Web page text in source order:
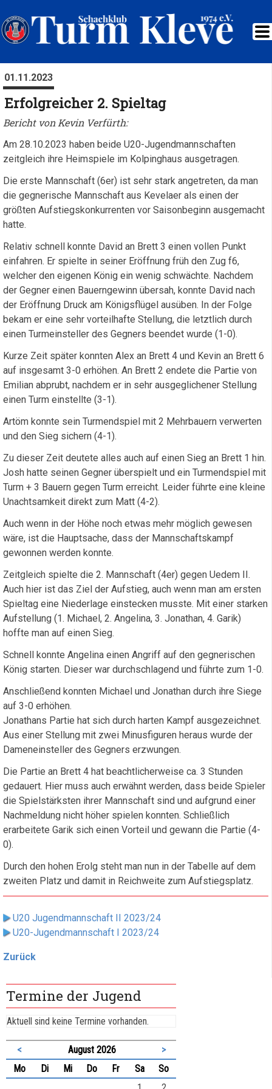
01.11.2023
Erfolgreicher 2. Spieltag
Bericht von Kevin Verfürth:
Am 28.10.2023 haben beide U20-Jugendmannschaften
zeitgleich ihre Heimspiele im Kolpinghaus ausgetragen.
Die erste Mannschaft (6er) ist sehr stark angetreten, da man
die gegnerische Mannschaft aus Kevelaer als einen der
größten Aufstiegskonkurrenten vor Saisonbeginn ausgemacht
hatte.
Relativ schnell konnte David an Brett 3 einen vollen Punkt
einfahren. Er spielte in seiner Eröffnung früh den Zug f6,
welcher den eigenen König ein wenig schwächte. Nachdem
der Gegner einen Bauerngewinn übersah, konnte David nach
der Eröffnung Druck am Königsflügel ausüben. In der Folge
bekam er eine sehr vorteilhafte Stellung, die letztlich durch
einen Turmeinsteller des Gegners beendet wurde (1-0).
Kurze Zeit später konnten Alex an Brett 4 und Kevin an Brett 6
auf insgesamt 3-0 erhöhen. An Brett 2 endete die Partie von
Emilian abprubt, nachdem er in sehr ausgeglichener Stellung
einen Turm einstellte (3-1).
Artöm konnte sein Turmendspiel mit 2 Mehrbauern verwerten
und den Sieg sichern (4-1).
Zu dieser Zeit deutete alles auch auf einen Sieg an Brett 1 hin.
Josh hatte seinen Gegner überspielt und ein Turmendspiel mit
Turm + 3 Bauern gegen Turm erreicht. Leider führte eine kleine
Unachtsamkeit direkt zum Matt (4-2).
Auch wenn in der Höhe noch etwas mehr möglich gewesen
wäre, ist die Hauptsache, dass der Mannschaftskampf
gewonnen werden konnte.
Zeitgleich spielte die 2. Mannschaft (4er) gegen Uedem II.
Auch hier ist das Ziel der Aufstieg, auch wenn man am ersten
Spieltag eine Niederlage einstecken musste. Mit einer starken
Aufstellung (1. Michael, 2. Angelina, 3. Jonathan, 4. Garik)
hoffte man auf einen Sieg.
Schnell konnte Angelina einen Angriff auf den gegnerischen
König starten. Dieser war durchschlagend und führte zum 1-0.
Anschließend konnten Michael und Jonathan durch ihre Siege
auf 3-0 erhöhen.
Jonathans Partie hat sich durch harten Kampf ausgezeichnet.
Aus einer Stellung mit zwei Minusfiguren heraus wurde der
Dameneinsteller des Gegners erzwungen.
Die Partie an Brett 4 hat beachtlicherweise ca. 3 Stunden
gedauert. Hier muss auch erwähnt werden, dass beide Spieler
die Spielstärksten ihrer Mannschaft sind und aufgrund einer
Nachmeldung nicht höher spielen konnten. Schließlich
erarbeitete Garik sich einen Vorteil und gewann die Partie (4-
0).
Durch den hohen Erolg steht man nun in der Tabelle auf dem
zweiten Platz und damit in Reichweite zum Aufstiegsplatz.
U20 Jugendmannschaft II 2023/24
U20-Jugendmannschaft I 2023/24
Zurück
Termine der Jugend
Aktuell sind keine Termine vorhanden.
< August 2026
>
Montag Dienstag
Mittwoch
Donnerstag
FreitagSamstag
Sonntag